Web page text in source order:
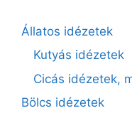
Állatos idézetek
Kutyás idézetek
Cicás idézetek,
Bölcs idézetek